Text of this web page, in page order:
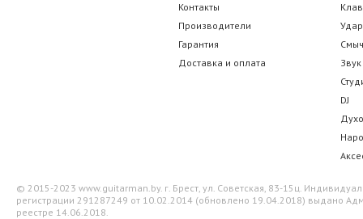
Контакты
Производители
Гарантия
Доставка и оплата
Звук
DJ
© 2015-2023 www.guitarman.by. г. Брест, ул. Советская, 83-15ц.
регистрации 291287249 от 10.02.2014 (обновлено 19.04.2018) выдано
реестре 14.06.2018.